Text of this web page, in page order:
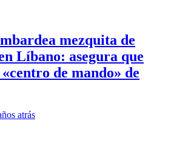
mezquita de
Líbano: asegura que
de mando» de
atrás